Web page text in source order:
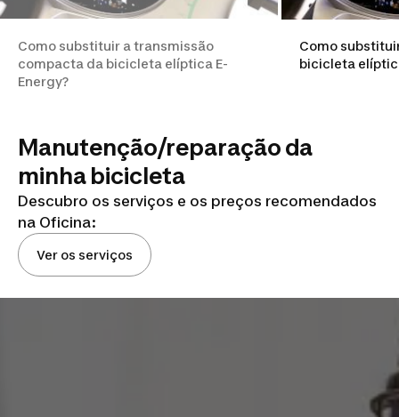
Como substituir a transmissão
compacta da bicicleta elíptica E-
Energy?
Como
bicicleta
Manutenção/reparação da
minha bicicleta
Descubro os serviços e os preços recomendados
na Oficina:
Ver os serviços